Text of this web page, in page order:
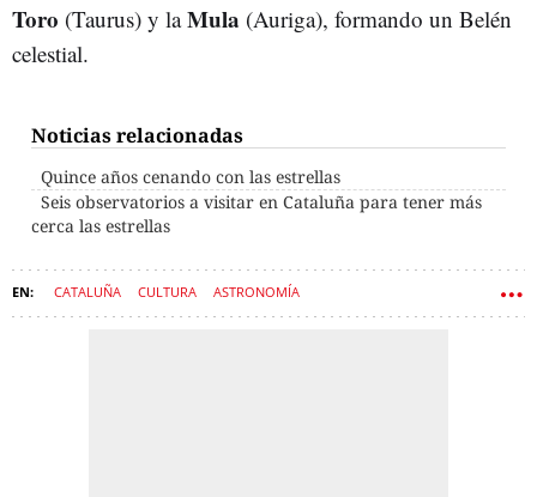
Toro (Taurus) y laMula (Auriga), formando un Belén
celestial.
Noticias relacionadas
Quince años cenando con las estrellas
Seis observatorios a visitar en Cataluña para tener más
cerca las estrellas
CATALUÑA CULTURA ASTRONOMÍA